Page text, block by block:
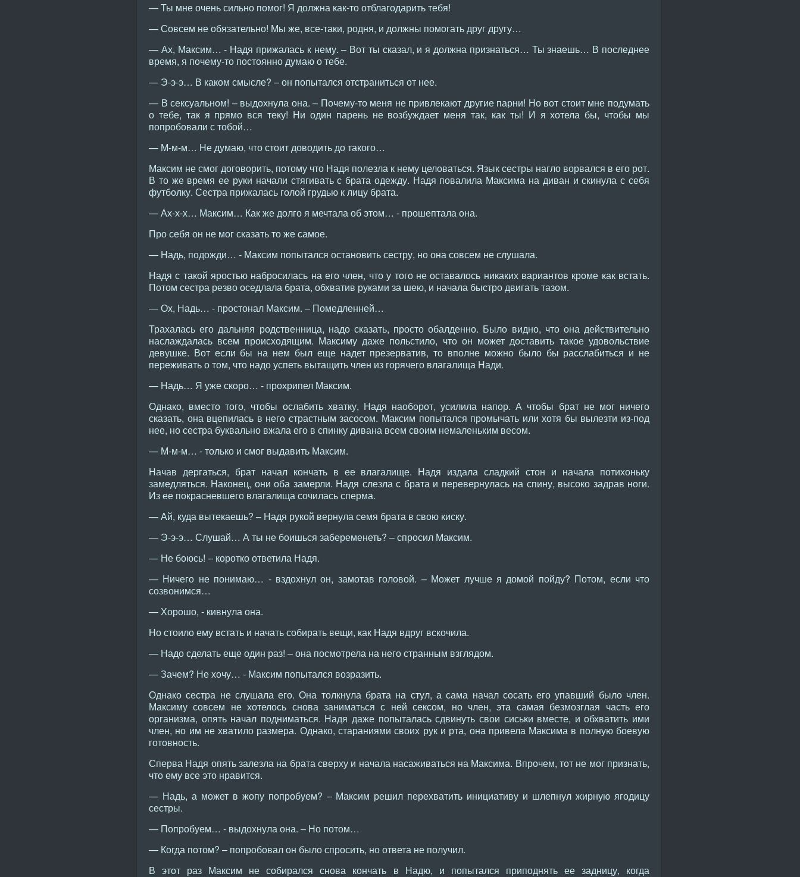
— Ты мне очень сильно помог! Я должна как-то отблагодарить тебя!
— Совсем не обязательно! Мы же, все-таки, родня, и должны помогать друг другу…
— Ах, Максим… - Надя прижалась к нему. – Вот ты сказал, и я должна признаться… Ты знаешь… В последнее
время, я почему-то постоянно думаю о тебе.
— Э-э-э… В каком смысле? – он попытался отстраниться от нее.
— В сексуальном! – выдохнула она. – Почему-то меня не привлекают другие парни! Но вот стоит мне подумать
о тебе, так я прямо вся теку! Ни один парень не возбуждает меня так, как ты! И я хотела бы, чтобы мы
попробовали с тобой…
— М-м-м… Не думаю, что стоит доводить до такого…
Максим не смог договорить, потому что Надя полезла к нему целоваться. Язык сестры нагло ворвался в его рот.
В то же время ее руки начали стягивать с брата одежду. Надя повалила Максима на диван и скинула с себя
футболку. Сестра прижалась голой грудью к лицу брата.
— Ах-х-х… Максим… Как же долго я мечтала об этом… - прошептала она.
Про себя он не мог сказать то же самое.
— Надь, подожди… - Максим попытался остановить сестру, но она совсем не слушала.
Надя с такой яростью набросилась на его член, что у того не оставалось никаких вариантов кроме как встать.
Потом сестра резво оседлала брата, обхватив руками за шею, и начала быстро двигать тазом.
— Ох, Надь… - простонал Максим. – Помедленней…
Трахалась его дальняя родственница, надо сказать, просто обалденно. Было видно, что она действительно
наслаждалась всем происходящим. Максиму даже польстило, что он может доставить такое удовольствие
девушке. Вот если бы на нем был еще надет презерватив, то вполне можно было бы расслабиться и не
переживать о том, что надо успеть вытащить член из горячего влагалища Нади.
— Надь… Я уже скоро… - прохрипел Максим.
Однако, вместо того, чтобы ослабить хватку, Надя наоборот, усилила напор. А чтобы брат не мог ничего
сказать, она вцепилась в него страстным засосом. Максим попытался промычать или хотя бы вылезти из-под
нее, но сестра буквально вжала его в спинку дивана всем своим немаленьким весом.
— М-м-м… - только и смог выдавить Максим.
Начав дергаться, брат начал кончать в ее влагалище. Надя издала сладкий стон и начала потихоньку
замедляться. Наконец, они оба замерли. Надя слезла с брата и перевернулась на спину, высоко задрав ноги.
Из ее покрасневшего влагалища сочилась сперма.
— Ай, куда вытекаешь? – Надя рукой вернула семя брата в свою киску.
— Э-э-э… Слушай… А ты не боишься забеременеть? – спросил Максим.
— Не боюсь! – коротко ответила Надя.
— Ничего не понимаю… - вздохнул он, замотав головой. – Может лучше я домой пойду? Потом, если что
созвонимся…
— Хорошо, - кивнула она.
Но стоило ему встать и начать собирать вещи, как Надя вдруг вскочила.
— Надо сделать еще один раз! – она посмотрела на него странным взглядом.
— Зачем? Не хочу… - Максим попытался возразить.
Однако сестра не слушала его. Она толкнула брата на стул, а сама начал сосать его упавший было член.
Максиму совсем не хотелось снова заниматься с ней сексом, но член, эта самая безмозглая часть его
организма, опять начал подниматься. Надя даже попыталась сдвинуть свои сиськи вместе, и обхватить ими
член, но им не хватило размера. Однако, стараниями своих рук и рта, она привела Максима в полную боевую
готовность.
Сперва Надя опять залезла на брата сверху и начала насаживаться на Максима. Впрочем, тот не мог признать,
что ему все это нравится.
— Надь, а может в жопу попробуем? – Максим решил перехватить инициативу и шлепнул жирную ягодицу
сестры.
— Попробуем… - выдохнула она. – Но потом…
— Когда потом? – попробовал он было спросить, но ответа не получил.
В этот раз Максим не собирался снова кончать в Надю, и попытался приподнять ее задницу, когда